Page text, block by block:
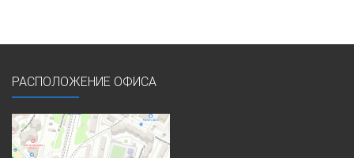
РАСПОЛОЖЕНИЕ ОФИСА